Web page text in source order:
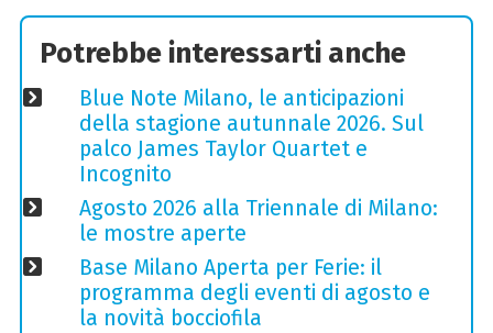
Potrebbe interessarti anche
Blue Note Milano, le anticipazioni
della stagione autunnale 2026. Sul
palco James Taylor Quartet e
Incognito
Agosto 2026 alla Triennale di Milano:
le mostre aperte
Base Milano Aperta per Ferie: il
programma degli eventi di agosto e
la novità bocciofila